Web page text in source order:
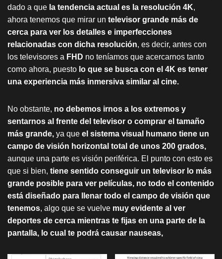
dado a que la tendencia actual es la resolución 4K,
ahora tenemos que mirar un televisor grande más de
cerca para ver los detalles e imperfecciones
relacionadas con dicha resolución, es decir, antes con
los televisores a FHD no teníamos que acercarnos tanto
como ahora, puesto lo que se busca con el 4K es tener
una experiencia más inmersiva similar al cine.
No obstante, no debemos irnos a los extremos y
sentarnos al frente del televisor o comprar el tamaño
más grande, ya que el sistema visual humano tiene un
campo de visión horizontal total de unos 200 grados,
aunque una parte es visión periférica. El punto con esto es
que si bien, tiene sentido conseguir un televisor lo más
grande posible para ver películas, no todo el contenido
está diseñado para llenar todo el campo de visión que
tenemos, algo que se vuelve muy evidente al ver
deportes de cerca mientras te fijas en una parte de la
pantalla, lo cual te podrá causar nauseas,